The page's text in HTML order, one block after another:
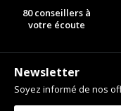
80 conseillers à
votre écoute
Newsletter
Soyez informé de nos